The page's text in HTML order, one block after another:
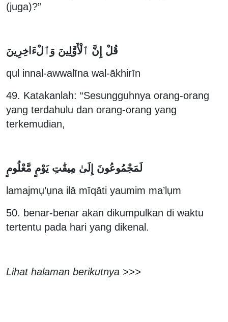
(juga)?”
qul innal-awwalīna wal-ākhirīn
49. Katakanlah: “Sesungguhnya orang-orang
yang terdahulu dan orang-orang yang
terkemudian,
لَمَجْمُوعُونَ إِلَىٰ مِيقَٰتِ يَوْمٍ مَّعْلُومٍ
lamajmụ’ụna ilā mīqāti yaumim ma’lụm
50. benar-benar akan dikumpulkan di waktu
tertentu pada hari yang dikenal.
Lihat halaman berikutnya >>>